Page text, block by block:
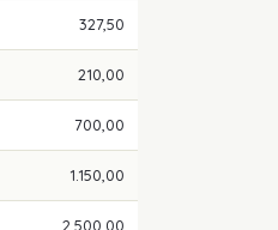
327,50
210,00
700,00
1.150,00
2.500,00